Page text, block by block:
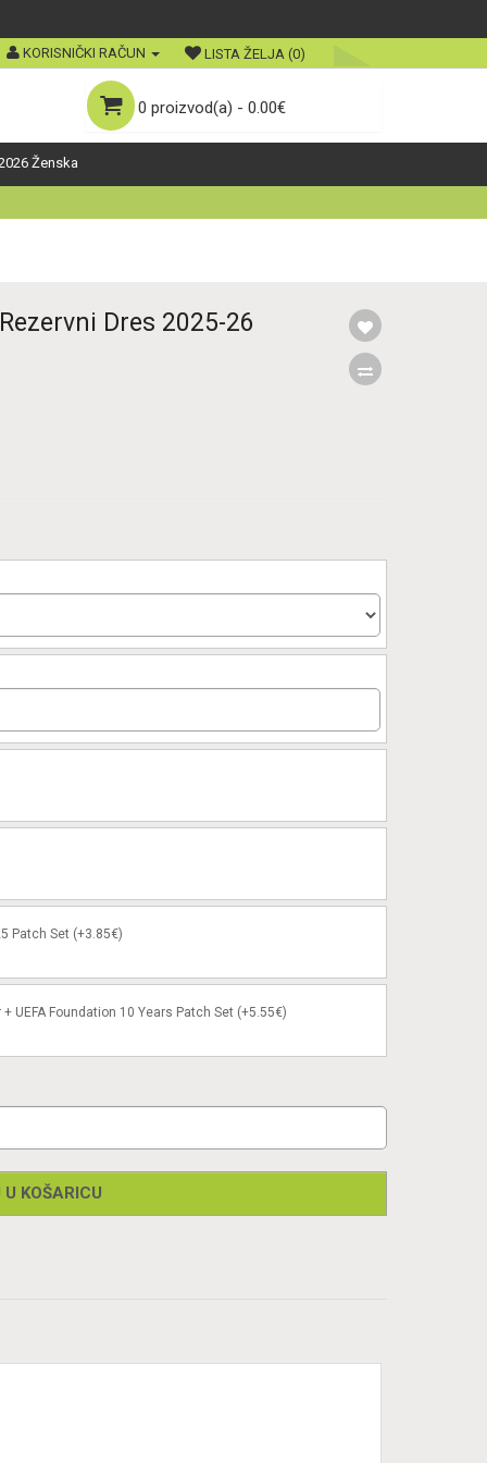
KORISNIČKI RAČUN LISTA ŽELJA (0)
0 proizvod(a) - 0.00€
Ženska
Dres 2025-26
Patch Set (+3.85€)
UEFA Foundation 10 Years Patch Set (+5.55€)
KOŠARICU